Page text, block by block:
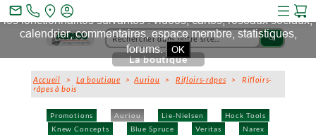
search
Promotions Auriou Lie-Nielsen
Hock Tools
Knew Concepts
Blue Spruce Veritas
Narex
La boutique
Accueil >La boutique >Auriou >Rifloirs-râpes > Rifloirs-
râpes à bois
mail_outline
Ce site et des sites tiers qu'il utilise collectent des cookies pour
les fonctionnalités suivantes : vidéos, cartes, réseaux sociaux,
calendrier, commentaires, espace membre, statistiques,
forums. OK